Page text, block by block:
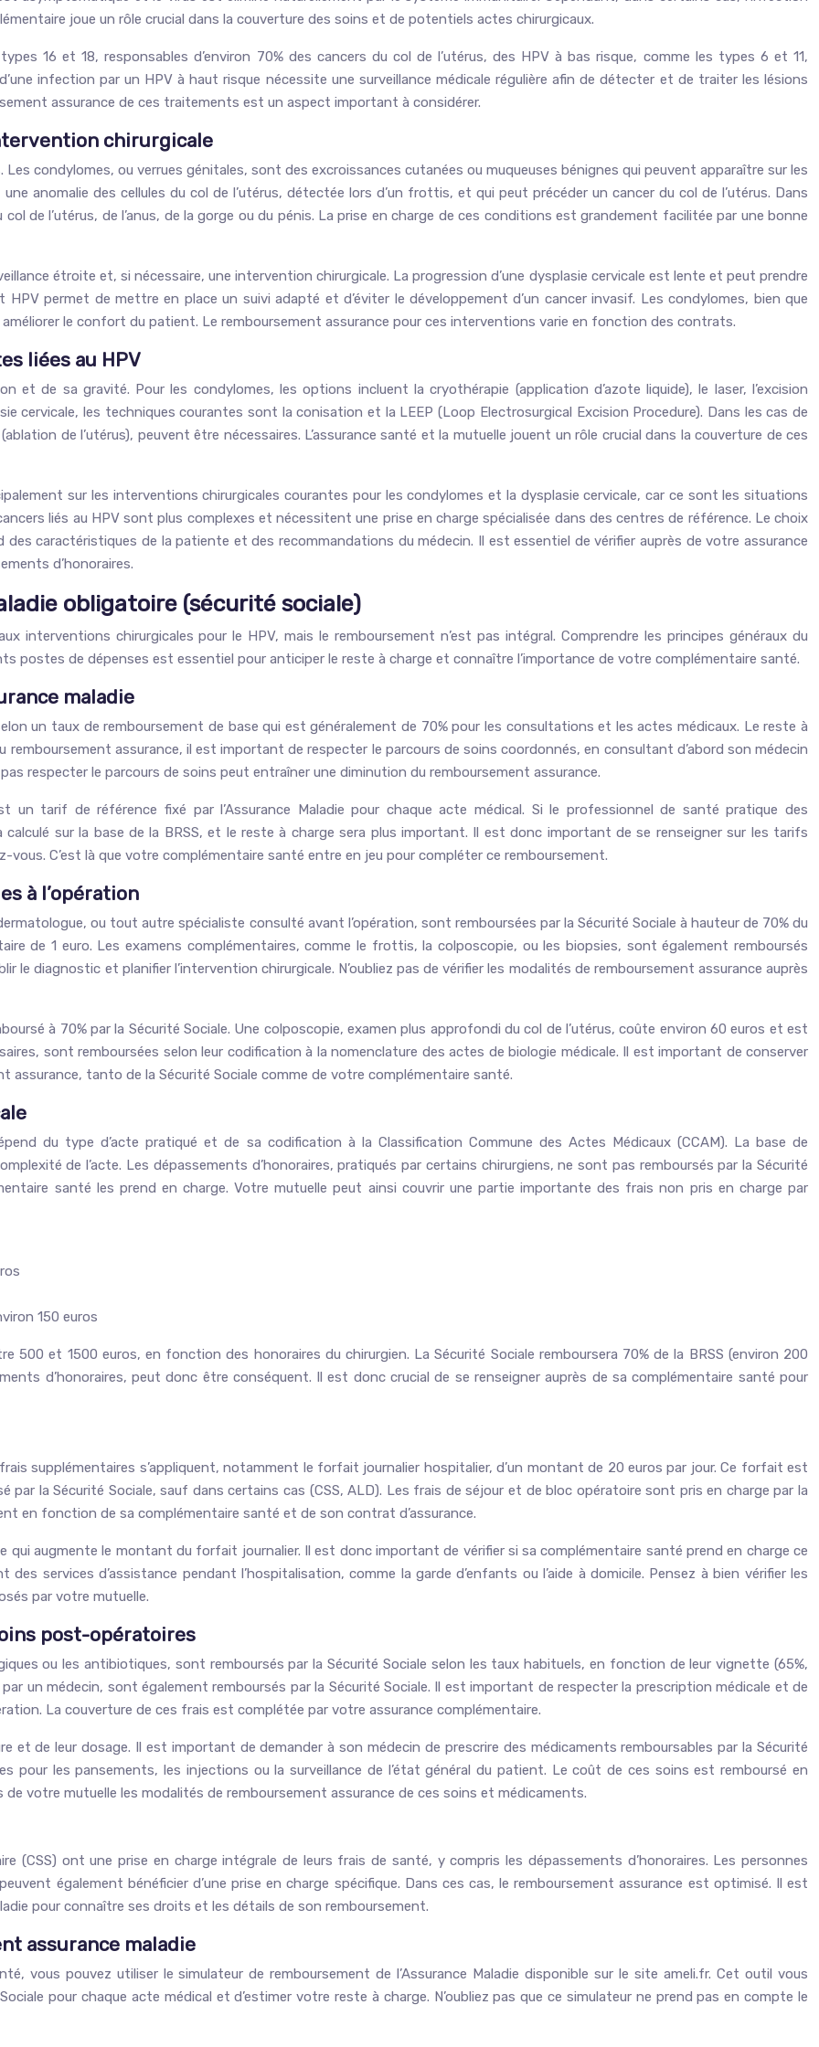
joue un rôle crucial dans la couverture des soins et de potentiels actes chirurgicaux.
16 et 18, responsables d’environ 70% des cancers du col de l’utérus, des HPV à bas risque, comme les types 6 et 11,
infection par un HPV à haut risque nécessite une surveillance médicale régulière afin de détecter et de traiter les lésions
assurance de ces traitements est un aspect important à considérer.
chirurgicale
condylomes, ou verrues génitales, sont des excroissances cutanées ou muqueuses bénignes qui peuvent apparaître sur les
anomalie des cellules du col de l’utérus, détectée lors d’un frottis, et qui peut précéder un cancer du col de l’utérus. Dans
de l’utérus, de l’anus, de la gorge ou du pénis. La prise en charge de ces conditions est grandement facilitée par une bonne
étroite et, si nécessaire, une intervention chirurgicale. La progression d’une dysplasie cervicale est lente et peut prendre
permet de mettre en place un suivi adapté et d’éviter le développement d’un cancer invasif. Les condylomes, bien que
le confort du patient. Le remboursement assurance pour ces interventions varie en fonction des contrats.
liées au HPV
et de sa gravité. Pour les condylomes, les options incluent la cryothérapie (application d’azote liquide), le laser, l’excision
cervicale, les techniques courantes sont la conisation et la LEEP (Loop Electrosurgical Excision Procedure). Dans les cas de
de l’utérus), peuvent être nécessaires. L’assurance santé et la mutuelle jouent un rôle crucial dans la couverture de ces
sur les interventions chirurgicales courantes pour les condylomes et la dysplasie cervicale, car ce sont les situations
liés au HPV sont plus complexes et nécessitent une prise en charge spécialisée dans des centres de référence. Le choix
caractéristiques de la patiente et des recommandations du médecin. Il est essentiel de vérifier auprès de votre assurance
d’honoraires.
obligatoire (sécurité sociale)
interventions chirurgicales pour le HPV, mais le remboursement n’est pas intégral. Comprendre les principes généraux du
postes de dépenses est essentiel pour anticiper le reste à charge et connaître l’importance de votre complémentaire santé.
maladie
un taux de remboursement de base qui est généralement de 70% pour les consultations et les actes médicaux. Le reste à
remboursement assurance, il est important de respecter le parcours de soins coordonnés, en consultant d’abord son médecin
respecter le parcours de soins peut entraîner une diminution du remboursement assurance.
un tarif de référence fixé par l’Assurance Maladie pour chaque acte médical. Si le professionnel de santé pratique des
calculé sur la base de la BRSS, et le reste à charge sera plus important. Il est donc important de se renseigner sur les tarifs
C’est là que votre complémentaire santé entre en jeu pour compléter ce remboursement.
à l’opération
ou tout autre spécialiste consulté avant l’opération, sont remboursées par la Sécurité Sociale à hauteur de 70% du
de 1 euro. Les examens complémentaires, comme le frottis, la colposcopie, ou les biopsies, sont également remboursés
le diagnostic et planifier l’intervention chirurgicale. N’oubliez pas de vérifier les modalités de remboursement assurance auprès
à 70% par la Sécurité Sociale. Une colposcopie, examen plus approfondi du col de l’utérus, coûte environ 60 euros et est
sont remboursées selon leur codification à la nomenclature des actes de biologie médicale. Il est important de conserver
tanto de la Sécurité Sociale comme de votre complémentaire santé.
du type d’acte pratiqué et de sa codification à la Classification Commune des Actes Médicaux (CCAM). La base de
de l’acte. Les dépassements d’honoraires, pratiqués par certains chirurgiens, ne sont pas remboursés par la Sécurité
santé les prend en charge. Votre mutuelle peut ainsi couvrir une partie importante des frais non pris en charge par
150 euros
500 et 1500 euros, en fonction des honoraires du chirurgien. La Sécurité Sociale remboursera 70% de la BRSS (environ 200
d’honoraires, peut donc être conséquent. Il est donc crucial de se renseigner auprès de sa complémentaire santé pour
supplémentaires s’appliquent, notamment le forfait journalier hospitalier, d’un montant de 20 euros par jour. Ce forfait est
par la Sécurité Sociale, sauf dans certains cas (CSS, ALD). Les frais de séjour et de bloc opératoire sont pris en charge par la
en fonction de sa complémentaire santé et de son contrat d’assurance.
qui augmente le montant du forfait journalier. Il est donc important de vérifier si sa complémentaire santé prend en charge ce
services d’assistance pendant l’hospitalisation, comme la garde d’enfants ou l’aide à domicile. Pensez à bien vérifier les
par votre mutuelle.
post-opératoires
ou les antibiotiques, sont remboursés par la Sécurité Sociale selon les taux habituels, en fonction de leur vignette (65%,
un médecin, sont également remboursés par la Sécurité Sociale. Il est important de respecter la prescription médicale et de
La couverture de ces frais est complétée par votre assurance complémentaire.
de leur dosage. Il est important de demander à son médecin de prescrire des médicaments remboursables par la Sécurité
pour les pansements, les injections ou la surveillance de l’état général du patient. Le coût de ces soins est remboursé en
votre mutuelle les modalités de remboursement assurance de ces soins et médicaments.
(CSS) ont une prise en charge intégrale de leurs frais de santé, y compris les dépassements d’honoraires. Les personnes
également bénéficier d’une prise en charge spécifique. Dans ces cas, le remboursement assurance est optimisé. Il est
pour connaître ses droits et les détails de son remboursement.
assurance maladie
vous pouvez utiliser le simulateur de remboursement de l’Assurance Maladie disponible sur le site ameli.fr. Cet outil vous
pour chaque acte médical et d’estimer votre reste à charge. N’oubliez pas que ce simulateur ne prend pas en compte le